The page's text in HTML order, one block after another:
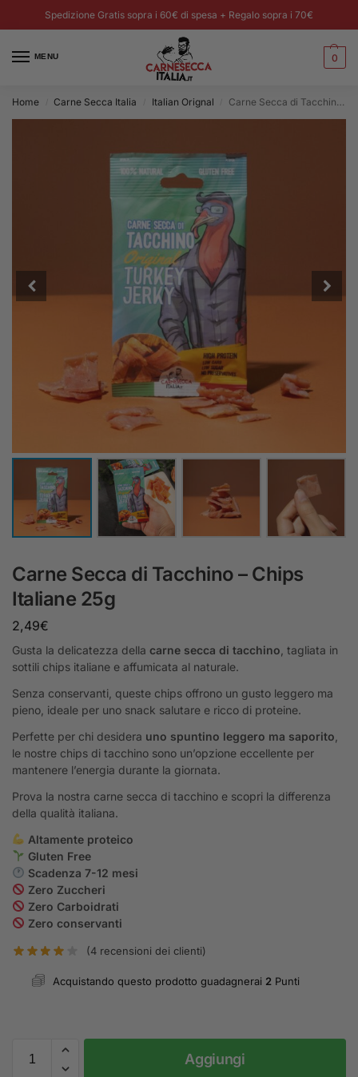
Spedizione Gratis sopra i 60€ di spesa + Regalo sopra i 70€
MENU 0
Home Carne Secca Italia Italian Orignal Carne Secca di Tacchino – Chips Italiane 25g
Carne Secca di Tacchino – Chips
Italiane 25g
2,49€
Gusta la delicatezza della carne secca di tacchino , tagliata in
sottili chips italiane e affumicata al naturale.
Senza conservanti, queste chips offrono un gusto leggero ma
pieno, ideale per uno snack salutare e ricco di proteine.
Perfette per chi desidera uno spuntino leggero ma saporito
le nostre chips di tacchino sono un’opzione eccellente per
mantenere l’energia durante la giornata.
Prova la nostra carne secca di tacchino e scopri la differenza
della qualità italiana.
Altamente proteico
Gluten Free
Scadenza 7-12 mesi
Zero Zuccheri
Zero Carboidrati
Zero conservanti
(4 recensioni dei clienti)
Acquistando questo prodotto guadagnerai 2 Punti
Aggiungi